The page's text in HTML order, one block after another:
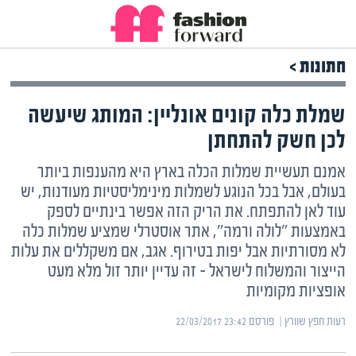
חתונות >
שמלת כלה קונים אונליין: המותג שיעשה
לכן חשק להתחתן
אמנם תעשיית שמלות הכלה בארץ היא מהענפות ביותר
בעולם, אבל בכל הנוגע לשמלות מינימליסטיות מעודנות, יש
עוד לאן להתפתח. את הריק הזה אפשר בינתיים לספק
באמצעות "לולה ורמה", אתר אוסטרלי שמציע שמלות כלה
לא מסורתיות אבל יפות בטירוף. אגב, אם משקללים את עלות
הייצור והמשלוח לישראל – זה עדיין יותר זול מלא מעט
אופציות מקומיות
רעות חפץ שוורץ | ‏פורסם ‎22/03/2017 23:42